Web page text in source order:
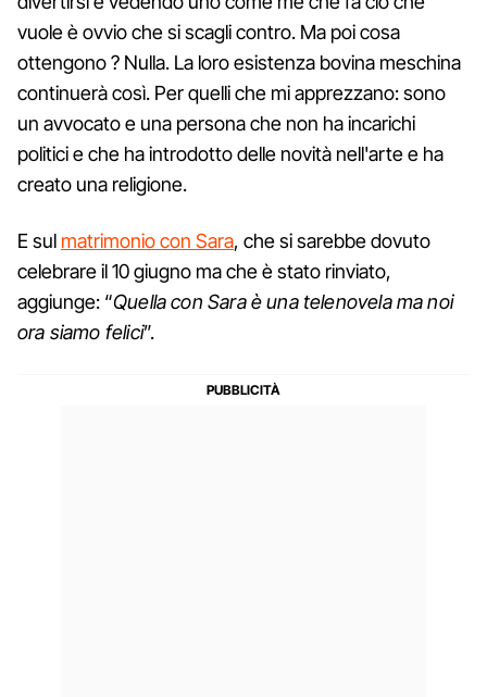
vuole è ovvio che si scagli contro. Ma poi cosa
ottengono ? Nulla. La loro esistenza bovina meschina
continuerà così. Per quelli che mi apprezzano: sono
un avvocato e una persona che non ha incarichi
politici e che ha introdotto delle novità nell'arte e ha
creato una religione.
E sul matrimonio con Sara, che si sarebbe dovuto
celebrare il 10 giugno ma che è stato rinviato,
aggiunge: “Quella con Sara è una telenovela ma noi
ora siamo felici”.